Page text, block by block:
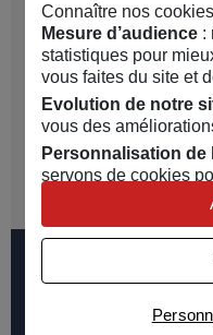
19 juin 2026
MAIF distinguée
responsable
Le 8 juin 2026, notre
d'un Argus d’Or...
Actualité
Connaître nos
Mesure d’audience:
statistiques pour
vous faites du site et
Evolution de notre
vous des
Personnalisation de
servons de cookies
personnaliser nos
Univers publicitaire:
partenaires des
Connaître notre